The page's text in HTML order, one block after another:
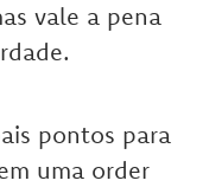
vale a pena
pontos para
uma order